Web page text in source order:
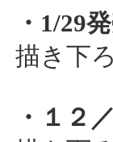
・1/29
描き下
・１２